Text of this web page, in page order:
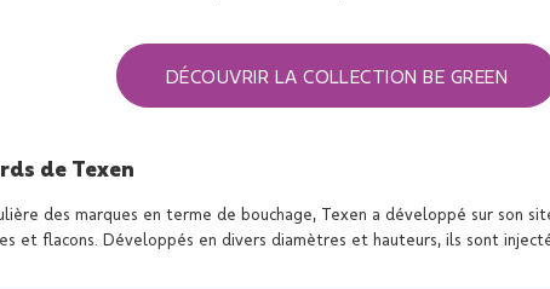
DÉCOUVRIR LA COLLECTION BE GREEN
de Texen
des marques en terme de bouchage, Texen a développé sur son
et flacons. Développés en divers diamètres et hauteurs, ils sont